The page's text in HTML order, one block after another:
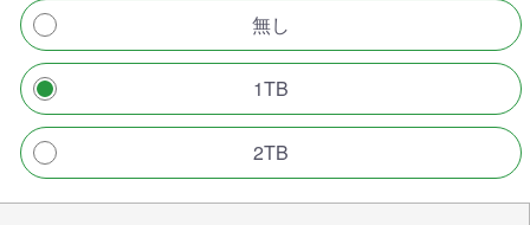
無し
1TB
2TB